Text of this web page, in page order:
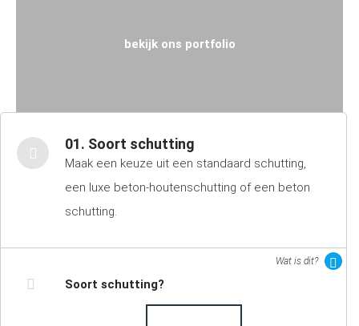
bekijk ons portfolio
01. Soort schutting
Maak een keuze uit een standaard schutting,
een luxe beton-houtenschutting of een beton
schutting.
Wat is dit?
Soort schutting?